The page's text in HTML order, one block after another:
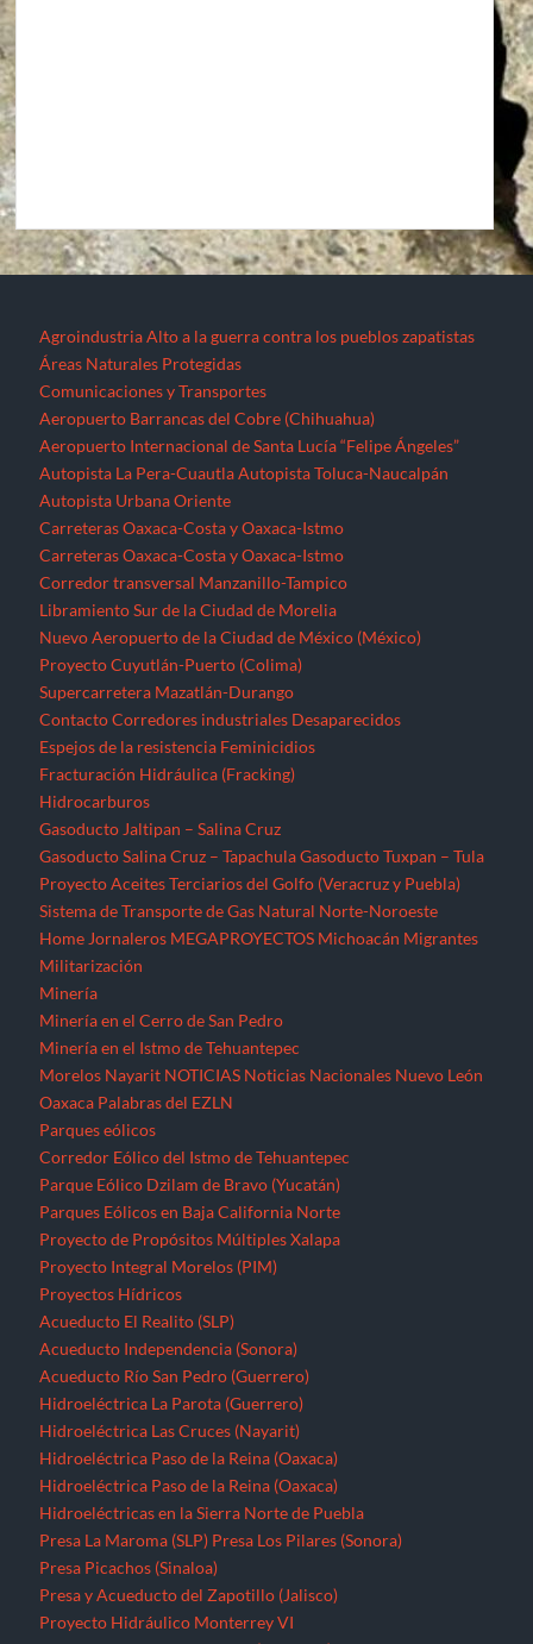
Agroindustria Alto a la guerra contra los pueblos zapatistas
Áreas Naturales Protegidas
Comunicaciones y Transportes
Aeropuerto Barrancas del Cobre (Chihuahua)
Aeropuerto Internacional de Santa Lucía “Felipe Ángeles”
Autopista La Pera-Cuautla Autopista Toluca-Naucalpán
Autopista Urbana Oriente
Carreteras Oaxaca-Costa y Oaxaca-Istmo
Carreteras Oaxaca-Costa y Oaxaca-Istmo
Corredor transversal Manzanillo-Tampico
Libramiento Sur de la Ciudad de Morelia
Nuevo Aeropuerto de la Ciudad de México (México)
Proyecto Cuyutlán-Puerto (Colima)
Supercarretera Mazatlán-Durango
Contacto Corredores industriales Desaparecidos
Espejos de la resistencia Feminicidios
Fracturación Hidráulica (Fracking)
Hidrocarburos
Gasoducto Jaltipan – Salina Cruz
Gasoducto Salina Cruz – Tapachula Gasoducto Tuxpan – Tula
Proyecto Aceites Terciarios del Golfo (Veracruz y Puebla)
Sistema de Transporte de Gas Natural Norte-Noroeste
Home Jornaleros MEGAPROYECTOS Michoacán Migrantes
Militarización
Minería
Minería en el Cerro de San Pedro
Minería en el Istmo de Tehuantepec
Morelos Nayarit NOTICIAS Noticias Nacionales Nuevo León
Oaxaca Palabras del EZLN
Parques eólicos
Corredor Eólico del Istmo de Tehuantepec
Parque Eólico Dzilam de Bravo (Yucatán)
Parques Eólicos en Baja California Norte
Proyecto de Propósitos Múltiples Xalapa
Proyecto Integral Morelos (PIM)
Proyectos Hídricos
Acueducto El Realito (SLP)
Acueducto Independencia (Sonora)
Acueducto Río San Pedro (Guerrero)
Hidroeléctrica La Parota (Guerrero)
Hidroeléctrica Las Cruces (Nayarit)
Hidroeléctrica Paso de la Reina (Oaxaca)
Hidroeléctrica Paso de la Reina (Oaxaca)
Hidroeléctricas en la Sierra Norte de Puebla
Presa La Maroma (SLP) Presa Los Pilares (Sonora)
Presa Picachos (Sinaloa)
Presa y Acueducto del Zapotillo (Jalisco)
Proyecto Hidráulico Monterrey VI